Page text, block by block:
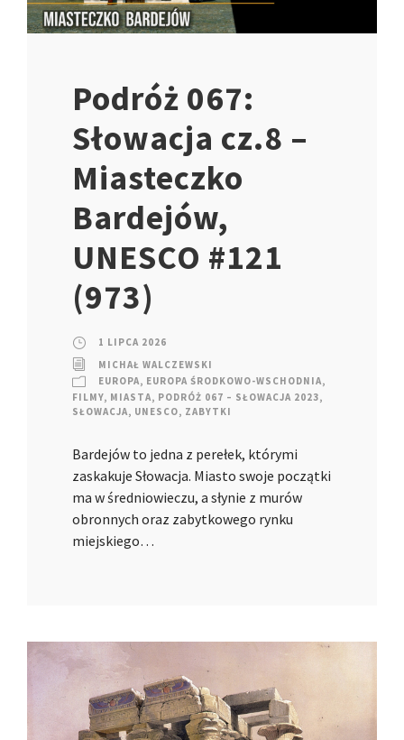
Podróż 067:
Słowacja cz.8 –
Miasteczko
Bardejów,
UNESCO #121
(973)
1 LIPCA 2026
MICHAŁ WALCZEWSKI
EUROPA, EUROPA ŚRODKOWO-WSCHODNIA,
FILMY, MIASTA, PODRÓŻ 067 – SŁOWACJA 2023,
SŁOWACJA, UNESCO, ZABYTKI
Bardejów to jedna z perełek, którymi
zaskakuje Słowacja. Miasto swoje początki
ma w średniowieczu, a słynie z murów
obronnych oraz zabytkowego rynku
miejskiego…